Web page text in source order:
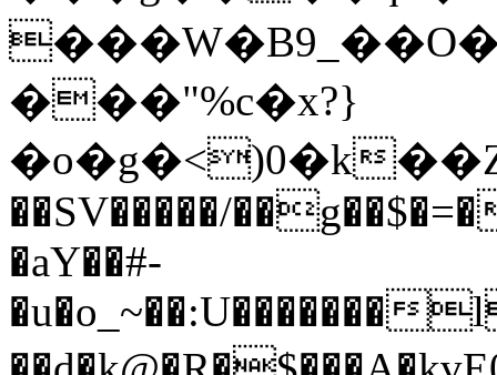
���"%c�x?}
�o�g�<)0�k
��SV�����/
�aY��#-
�u�o_~��:U�������